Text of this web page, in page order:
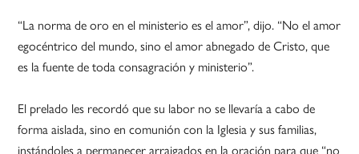
“La norma de oro en el ministerio es el amor”, dijo. “No el amor
egocéntrico del mundo, sino el amor abnegado de Cristo, que
es la fuente de toda consagración y ministerio”.
El prelado les recordó que su labor no se llevaría a cabo de
forma aislada, sino en comunión con la Iglesia y sus familias,
instándoles a permanecer arraigados en la oración para que “no